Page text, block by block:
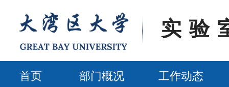
实验
首页 部门概况 工作动态